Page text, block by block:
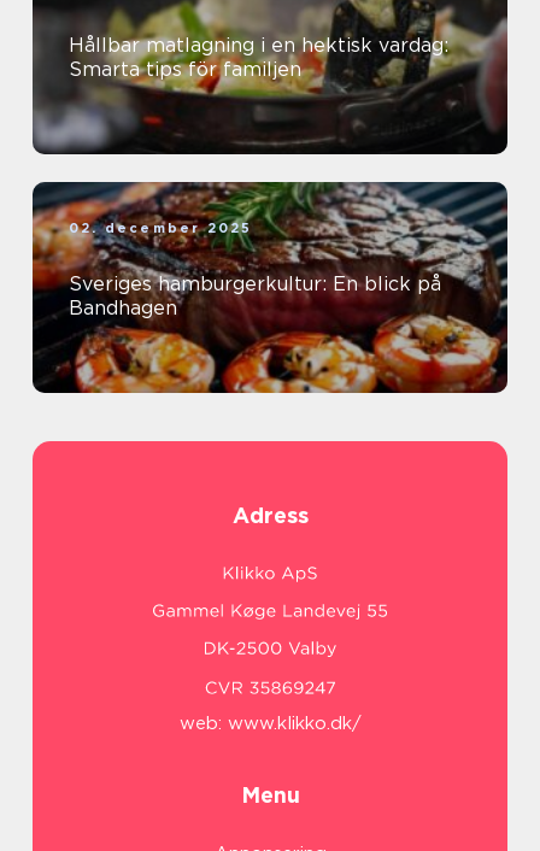
Hållbar matlagning i en hektisk vardag:
Smarta tips för familjen
02. december 2025
Sveriges hamburgerkultur: En blick på
Bandhagen
Adress
web: www.klikko.dk/
Menu